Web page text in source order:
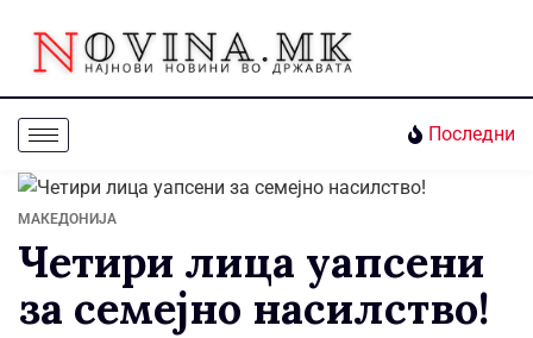
Последни
МАКЕДОНИЈА
Четири лица уапсени
за семејно насилство!